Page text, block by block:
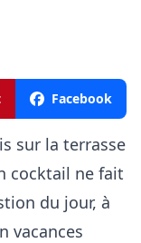
Facebook
sur la terrasse
cocktail ne fait
du jour, à
vacances